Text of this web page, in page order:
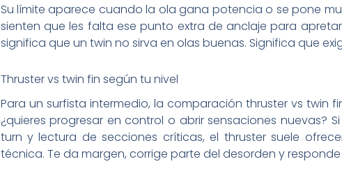
Su límite aparece cuando la ola gana potencia o se pone
sienten que les falta ese punto extra de anclaje para
significa que un twin no sirva en olas buenas. Significa que
Thruster vs twin fin según tu nivel
Para un surfista intermedio, la comparación thruster vs twin
¿quieres progresar en control o abrir sensaciones nuevas?
turn y lectura de secciones críticas, el thruster suele
técnica. Te da margen, corrige parte del desorden y